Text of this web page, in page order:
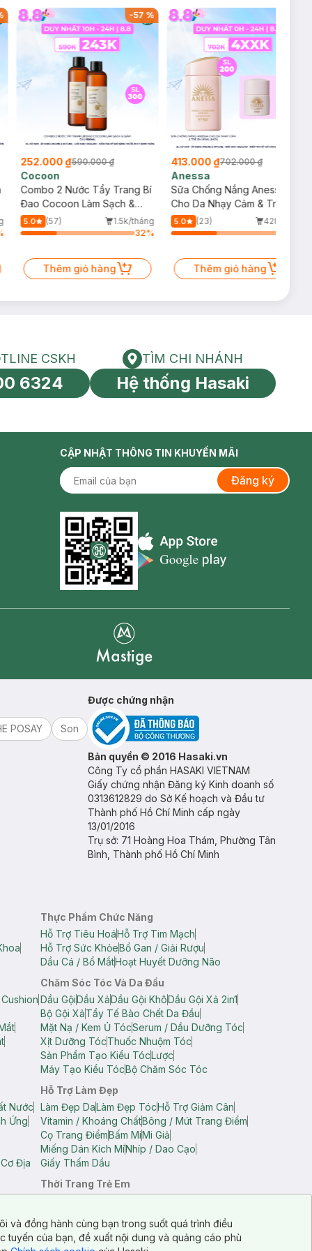
-57 %
252.000 ₫590.000 ₫
Cocoon
Combo 2 Nước Tẩy Trang Bí
Đao Cocoon Làm Sạch &
Giảm Dầu 500ml
5.0 (57)
1.5k/tháng
32%
Thêm giỏ hàng
413.000 ₫702.000 ₫
Anessa
Sữa Chống Nắng Anessa
Cho Da Nhạy Cảm & Trẻ Em
60ml (Mới)
5.0 (23)
428/tháng
Thêm giỏ hàng
toàn cầu
HOTLINE CSKH
CSKH
6324
Tìm chi nhánh
TÌM CHI NHÁNH
Hệ thống Hasaki
CẬP NHẬT THÔNG TIN KHUYẾN MÃI
Đăng ký
Appstore icon
POSAY Son
Được chứng nhận
Bản quyền © 2016 Hasaki.vn
Công Ty cổ phần HASAKI VIETNAM
Giấy chứng nhận Đăng ký Kinh doanh số
0313612829 do Sở Kế hoạch và Đầu tư
Thành phố Hồ Chí Minh cấp ngày
13/01/2016
Trụ sở: 71 Hoàng Hoa Thám, Phường Tân
Bình, Thành phố Hồ Chí Minh
Thực Phẩm Chức Năng
Hỗ Trợ Tiêu HoáHỗ Trợ Tim Mạch
Hỗ Trợ Sức KhỏeBổ Gan / Giải Rượu
Dầu Cá / Bổ MắtHoạt Huyết Dưỡng Não
Chăm Sóc Tóc Và Da Đầu
Dầu GộiDầu XảDầu Gội KhôDầu Gội Xả 2in1
Bộ Gội XảTẩy Tế Bào Chết Da Đầu
Mặt Nạ / Kem Ủ TócSerum / Dầu Dưỡng Tóc
Xịt Dưỡng TócThuốc Nhuộm Tóc
Sản Phẩm Tạo Kiểu TócLược
Máy Tạo Kiểu TócBộ Chăm Sóc Tóc
Nước
Ứng
Địa
Hỗ Trợ Làm Đẹp
Làm Đẹp DaLàm Đẹp TócHỗ Trợ Giảm Cân
Vitamin / Khoáng ChấtBông / Mút Trang Điểm
Cọ Trang ĐiểmBấm MiMi Giả
Miếng Dán Kích MíNhíp / Dao Cạo
Giấy Thấm Dầu
Thời Trang Trẻ Em
và đồng hành cùng bạn trong suốt quá trình điều
của bạn, đề xuất nội dung và quảng cáo phù